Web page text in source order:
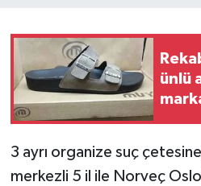
ünlü
3 ayrı organize suç
merkezli 5 il ile Norveç